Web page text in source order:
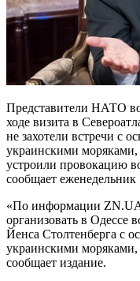
Представители НАТО
ходе визита в
не захотели встречи с
украинскими
устроили провокацию
сообщает
«По информации
организовать в Одессе
Йенса Столтенберга с
украинскими
сообщает издание.